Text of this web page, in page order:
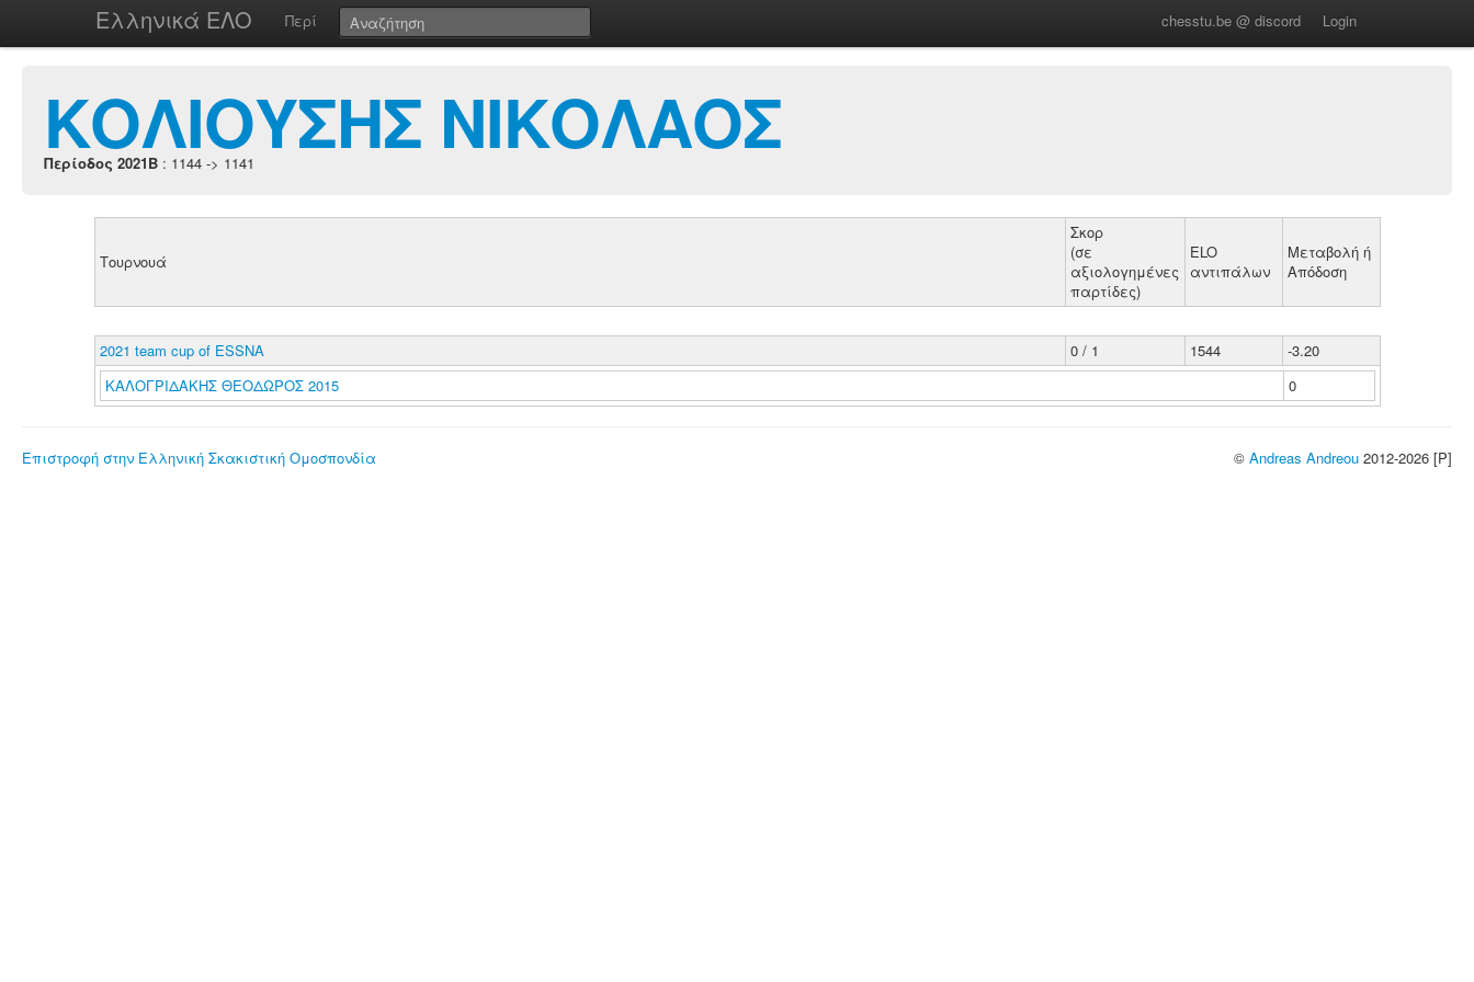
Ελληνικά ΕΛΟ Περί chesstu.be @ discord Login
ΚΟΛΙΟΥΣΗΣ ΝΙΚΟΛΑΟΣ
Περίοδος 2021B : 1144 -> 1141
Τουρνουά
Σκορ
(σε
αξιολογημένες
παρτίδες)
ELO
αντιπάλων
Μεταβολή ή
Απόδοση
2021 team cup of ESSNA 0 / 1 1544
-3.20
ΚΑΛΟΓΡΙΔΑΚΗΣ ΘΕΟΔΩΡΟΣ 2015
0
Επιστροφή στην Ελληνική Σκακιστική Ομοσπονδία © Andreas Andreou 2012-2026 [P]